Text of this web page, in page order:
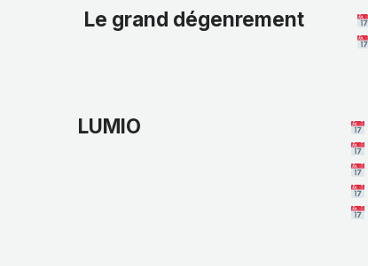
Le grand dégenrement
LUMIO